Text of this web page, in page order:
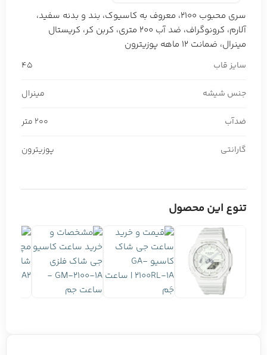
سری محبوب 2100، معروف به کاسیوک، بند و بدنه سفید،
آلارم، کرونوگراف، ضد آب 200 متری، کربن کر، کریستال
مینرال، ضمانت 12 ماهه پوزیترون
سایز قاب 45
جنس شیشه مینرال
ضدآب 200 متر
گارانتی پوزیترون
تنوع این محصول